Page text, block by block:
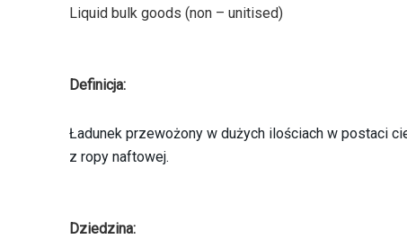
Liquid bulk goods (non – unitised)
Definicja:
Ładunek przewożony w dużych ilościach w postaci
z ropy naftowej.
Dziedzina: